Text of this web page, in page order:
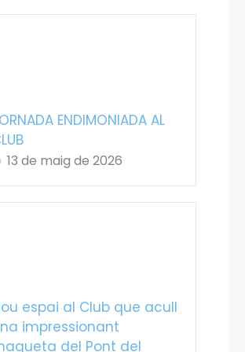
ENDIMONIADA AL
13 de maig de 2026
espai al Club que acull
impressionant
del Pont del